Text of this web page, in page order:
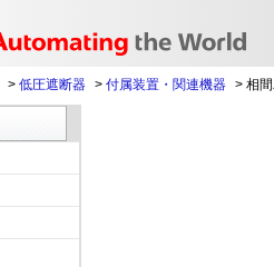
> 低圧遮断器 > 付属装置・関連機器 > 相